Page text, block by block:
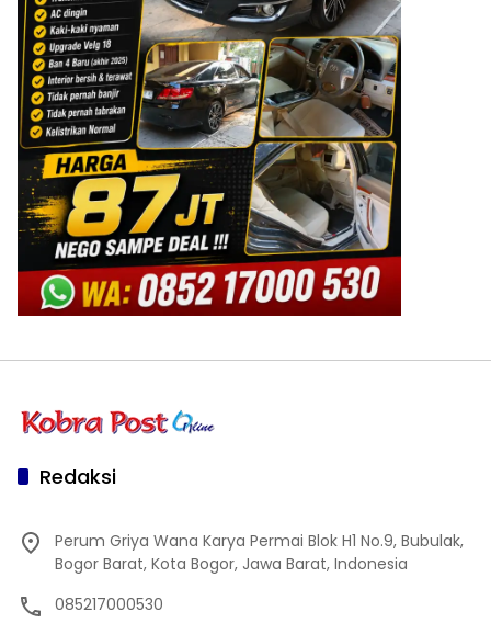
Redaksi
Perum Griya Wana Karya Permai Blok H1 No.9, Bubulak,
Bogor Barat, Kota Bogor, Jawa Barat, Indonesia
085217000530